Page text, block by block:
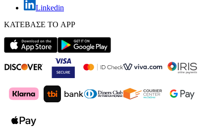
Linkedin
ΚΑΤΕΒΑΣΕ ΤΟ APP